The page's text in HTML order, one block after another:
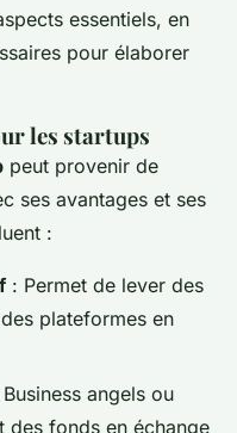
essentiels, en
pour élaborer
les startups
peut provenir de
ses avantages et ses
:
: Permet de lever des
plateformes en
angels ou
fonds en échange